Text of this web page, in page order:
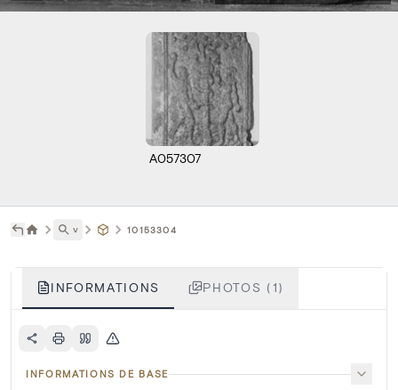
A057307
˅ 10153304
INFORMATIONS PHOTOS (1)
INFORMATIONS DE BASE